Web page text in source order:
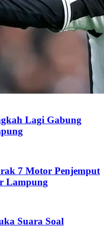
Lagi Gabung
7 Motor Penjemput
Lampung
Suara Soal